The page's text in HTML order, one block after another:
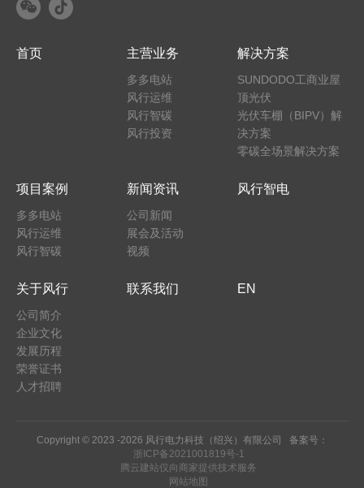
首页 主营业务
多多电站
风行运维
风行智碳
风行投资
解决方案
SUNDODO工商业屋
顶光伏
光伏车棚（BIPV）解
决方案
零碳全场景解决方案
项目案例
多多电站
风行运维
风行智碳
新闻资讯
公司新闻
展会及活动
视频
风行智电
关于风行
公司简介
企业文化
发展历程
荣誉证书
人才招聘
联系我们 EN
Copyright © 2023 -2026 风行电力科技（绍兴）有限公司 备案号：
浙ICP备2021001819号-1
腾云建站仅向商家提供技术服务
网站地图